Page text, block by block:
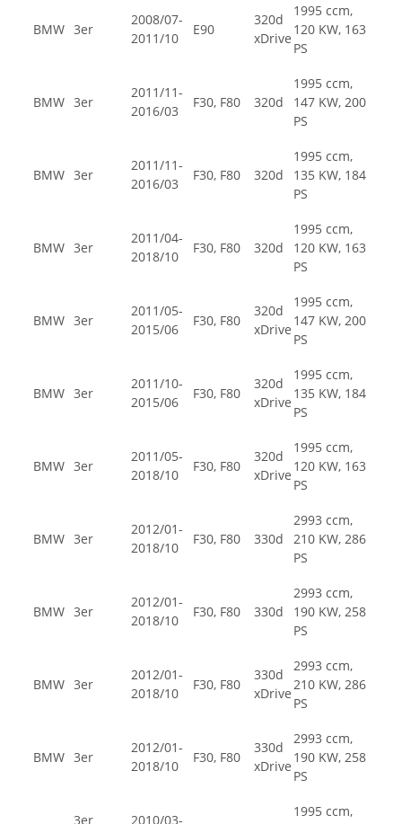
BMW 3er
2008/07-
2011/10
E90
320d
xDrive
1995 ccm,
120 KW, 163
PS
BMW 3er
2011/11-
2016/03
F30, F80 320d
1995 ccm,
147 KW, 200
PS
BMW 3er
2011/11-
2016/03
F30, F80 320d
1995 ccm,
135 KW, 184
PS
BMW 3er
2011/04-
2018/10
F30, F80 320d
1995 ccm,
120 KW, 163
PS
BMW 3er
2011/05-
2015/06
F30, F80
320d
xDrive
1995 ccm,
147 KW, 200
PS
BMW 3er
2011/10-
2015/06
F30, F80
320d
xDrive
1995 ccm,
135 KW, 184
PS
BMW 3er
2011/05-
2018/10
F30, F80
320d
xDrive
1995 ccm,
120 KW, 163
PS
BMW 3er
2012/01-
2018/10
F30, F80 330d
2993 ccm,
210 KW, 286
PS
BMW 3er
2012/01-
2018/10
F30, F80 330d
2993 ccm,
190 KW, 258
PS
BMW 3er
2012/01-
2018/10
F30, F80
330d
xDrive
2993 ccm,
210 KW, 286
PS
BMW 3er
2012/01-
2018/10
F30, F80
330d
xDrive
2993 ccm,
190 KW, 258
PS
3er
2010/03-
1995 ccm,